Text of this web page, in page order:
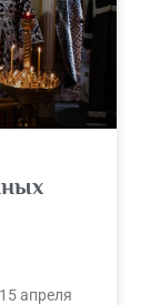
апреля